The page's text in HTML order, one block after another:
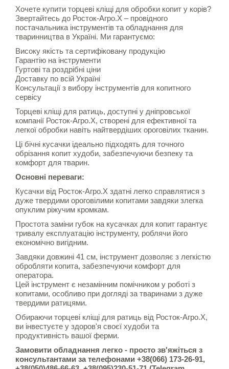
Хочете купити торцеві кліщі для обробки копит у корів?
Звертайтесь до Росток-Агро.Х – провідного
постачальника інструментів та обладнання для
тваринництва в Україні. Ми гарантуємо:
Високу якість та сертифіковану продукцію
Гарантію на інструменти
Гуртові та роздрібні ціни
Доставку по всій Україні
Консультації з вибору інструментів для копитного
сервісу
Торцеві кліщі для ратиць, доступні у дніпровської
компанії Росток-Агро.Х, створені для ефективної та
легкої обробки навіть найтвердіших ороговілих тканин.
Ці бічні кусачки ідеально підходять для точного
обрізання копит худоби, забезпечуючи безпеку та
комфорт для тварин.
Основні переваги:
Кусачки від Росток-Агро.Х здатні легко справлятися з
дуже твердими ороговілими копитами завдяки злегка
опуклим ріжучим кромкам.
Простота заміни губок на кусачках для копит гарантує
тривалу експлуатацію інструменту, роблячи його
економічно вигідним.
Завдяки довжині 41 см, інструмент дозволяє з легкістю
обробляти копита, забезпечуючи комфорт для
оператора.
Цей інструмент є незамінним помічником у роботі з
копитами, особливо при догляді за тваринами з дуже
твердими ратицями.
Обираючи торцеві кліщі для ратиць від Росток-Агро.Х,
ви інвестуєте у здоров'я своєї худоби та
продуктивність вашої ферми.
Замовити обладнання легко - просто зв'яжіться з
консультантами за телефонами +38(066) 173-26-91,